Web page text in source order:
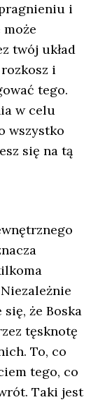
i
może
twój układ
i
tego.
w celu
wszystko
się na tą
że Boska
tęsknotę
To, co
tego, co
Taki jest